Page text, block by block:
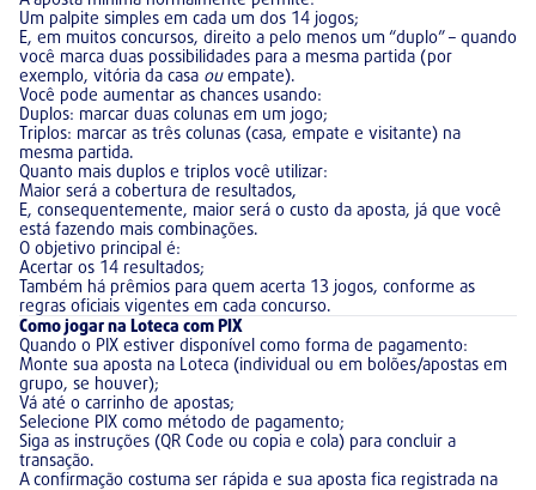
Um palpite simples em cada um dos 14 jogos;
E, em muitos concursos, direito a pelo menos um “duplo” – quando
você marca duas possibilidades para a mesma partida (por
exemplo, vitória da casa ouempate).
Você pode aumentar as chances usando:
Duplos: marcar duas colunas em um jogo;
Triplos: marcar as três colunas (casa, empate e visitante) na
mesma partida.
Quanto mais duplos e triplos você utilizar:
Maior será a cobertura de resultados,
E, consequentemente, maior será o custo da aposta, já que você
está fazendo mais combinações.
O objetivo principal é:
Acertar os 14 resultados;
Também há prêmios para quem acerta 13 jogos, conforme as
regras oficiais vigentes em cada concurso.
Como jogar na Loteca com PIX
Quando o PIX estiver disponível como forma de pagamento:
Monte sua aposta na Loteca (individual ou em bolões/apostas em
grupo, se houver);
Vá até o carrinho de apostas;
Selecione PIX como método de pagamento;
Siga as instruções (QR Code ou copia e cola) para concluir a
transação.
A confirmação costuma ser rápida e sua aposta fica registrada na